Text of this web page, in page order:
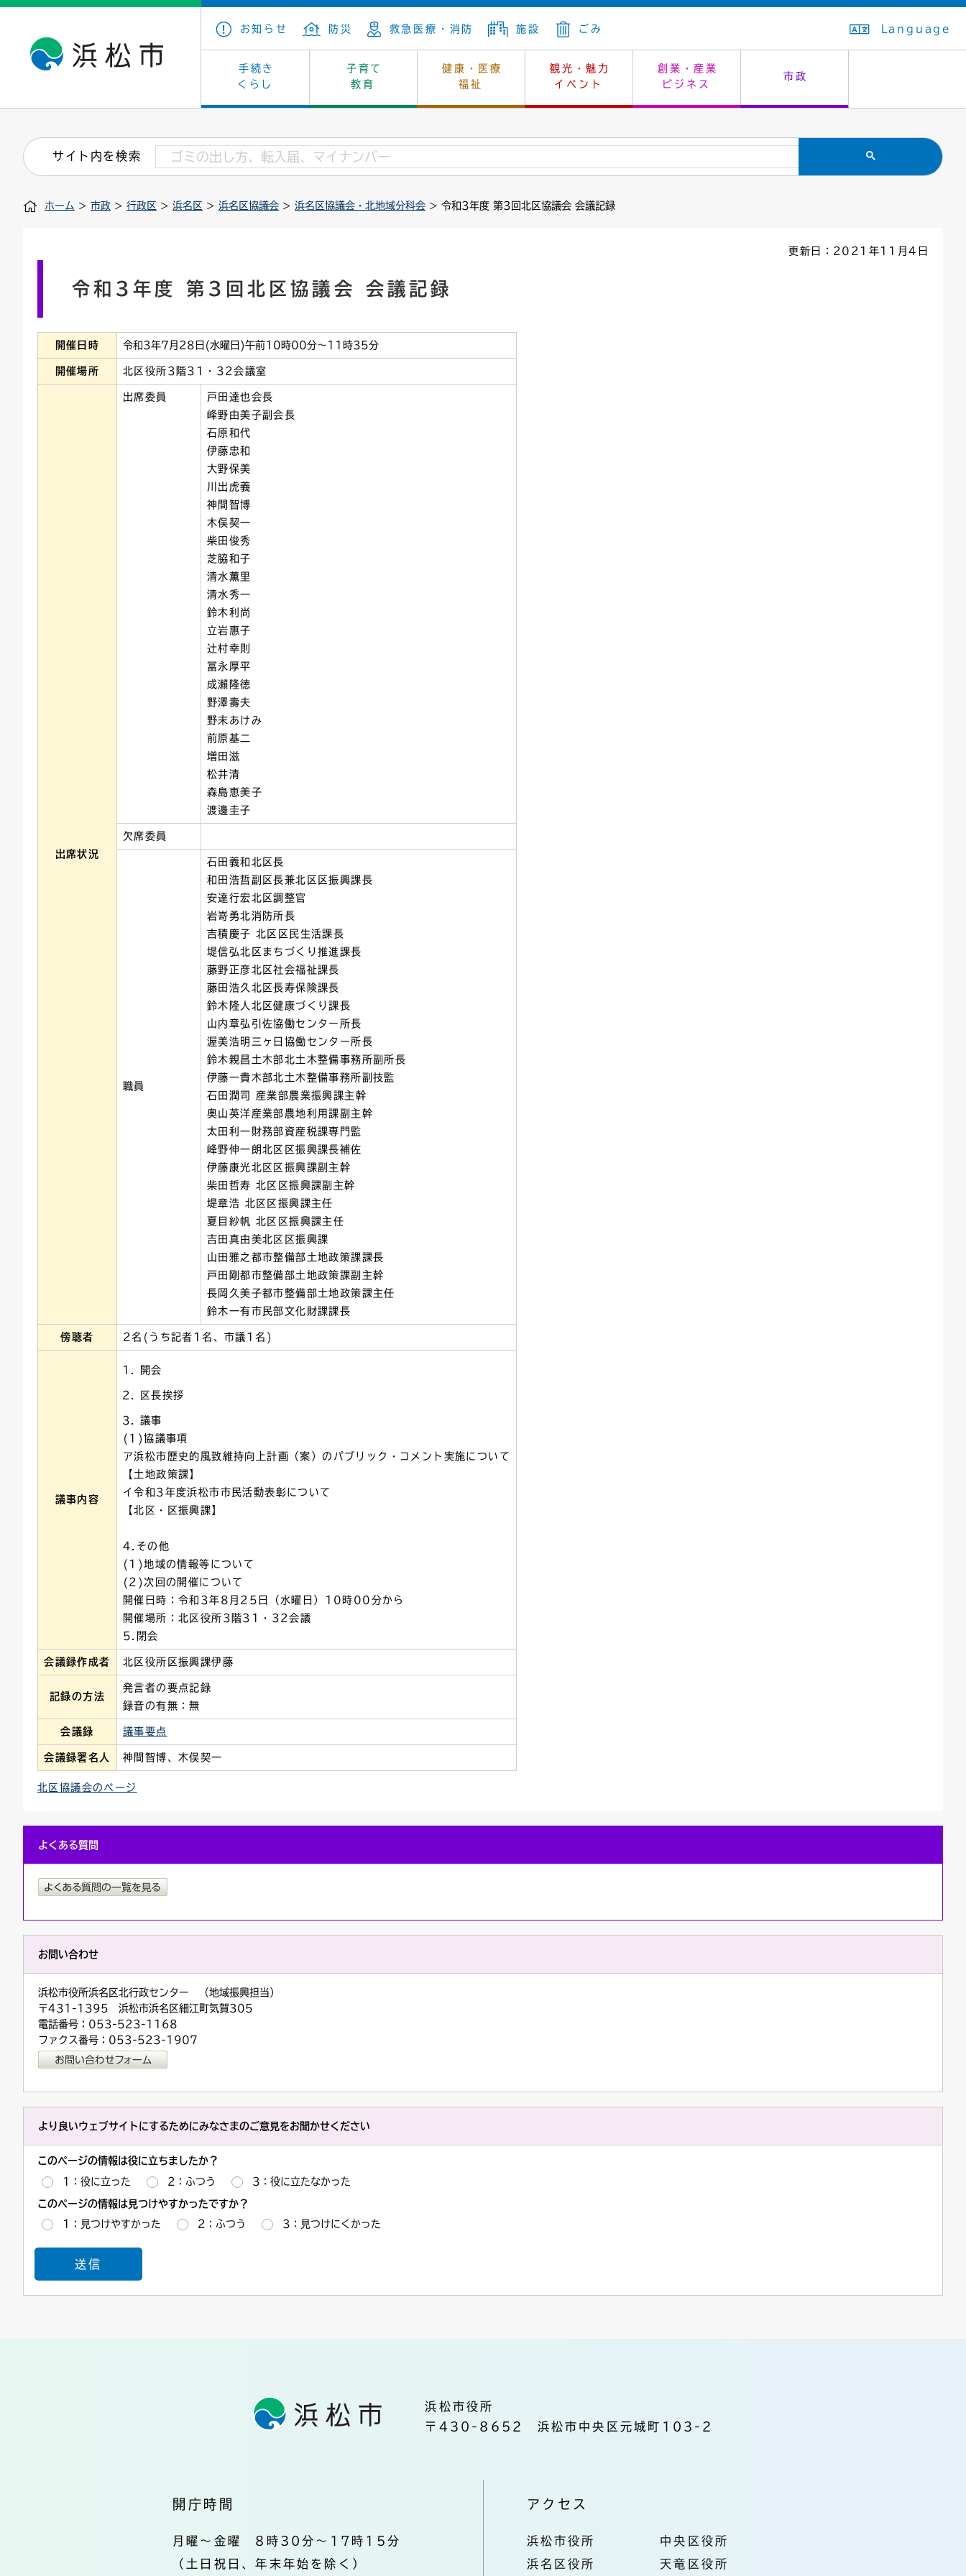
お知らせ 防災 救急医療・消防 施設 ごみ Language
手続き
くらし
子育て
教育
健康・医療
福祉
観光・魅力
イベント
創業・産業
ビジネス
市政
戸籍・住民の手続き 保険・年金 上下水道 生活排水
住まい・建築 墓地・斎場 消費生活 市民安全
税金 法人税 環境
連絡ごみ
子育て・青少年・若者 教育 生涯学習 教育委員会
看護専門学校 学級閉鎖 幼稚園一覧 入学式・卒業式
小学校一覧 中学校一覧
健康・医療 福祉 休日当番医 救急・夜間診療
介護保険 保健所 感染症
文化・芸術 文化財 レジャー・スポーツ 施設予約（まつぼっくり）
浜松・浜名湖だいすきネット はじめよう、ハマライフ はたちの集い
産業振興 カーボンニュートラル 土地 指定管理者制度
発注情報(入札・契約) 福祉・介護 環境対策 公共事業の技術監理
募集 雇用・就労 企業立地
市の概要 庁舎案内 市長の部屋 議会
外郭団体 統計 選挙 オープンデータ
職員採用 市有財産 例規・公示
ユニバーサルデザイン
サイト内を検索
ホーム > 市政 > 行政区 > 浜名区 > 浜名区協議会 > 浜名区協議会・北地域分科会 > 令和3年度 第3回北区協議会 会議記録
更新日：2021年11月4日
令和3年度 第3回北区協議会 会議記録
開催日時 令和3年7月28日(水曜日)午前10時00分～11時35分
開催場所 北区役所3階31・32会議室
出席状況
出席委員
戸田達也会長
峰野由美子副会長
石原和代
伊藤忠和
大野保美
川出虎義
神間智博
木俣契一
柴田俊秀
芝脇和子
清水薫里
清水秀一
鈴木利尚
立岩惠子
辻村幸則
冨永厚平
成瀨隆徳
野澤壽夫
野末あけみ
前原基二
増田滋
松井清
森島恵美子
渡邊圭子
欠席委員
職員
石田義和北区長
和田浩哲副区長兼北区区振興課長
安達行宏北区調整官
岩嵜勇北消防所長
吉積慶子 北区区民生活課長
堤信弘北区まちづくり推進課長
藤野正彦北区社会福祉課長
藤田浩久北区長寿保険課長
鈴木隆人北区健康づくり課長
山内章弘引佐協働センター所長
渥美浩明三ヶ日協働センター所長
鈴木親昌土木部北土木整備事務所副所長
伊藤一貴木部北土木整備事務所副技監
石田潤司 産業部農業振興課主幹
奥山英洋産業部農地利用課副主幹
太田利一財務部資産税課専門監
峰野伸一朗北区区振興課長補佐
伊藤康光北区区振興課副主幹
柴田哲寿 北区区振興課副主幹
堤章浩 北区区振興課主任
夏目紗帆 北区区振興課主任
吉田真由美北区区振興課
山田雅之都市整備部土地政策課課長
戸田剛都市整備部土地政策課副主幹
長岡久美子都市整備部土地政策課主任
鈴木一有市民部文化財課課長
傍聴者 2名(うち記者1名、市議1名)
議事内容
開会
区長挨拶
議事
(1)協議事項
ア浜松市歴史的風致維持向上計画（案）のパブリック・コメント実施について
【土地政策課】
イ令和3年度浜松市市民活動表彰について
【北区・区振興課】
4.その他
(1)地域の情報等について
(2)次回の開催について
開催日時：令和3年8月25日（水曜日）10時00分から
開催場所：北区役所3階31・32会議
5.閉会
会議録作成者 北区役所区振興課伊藤
記録の方法
発言者の要点記録
録音の有無：無
会議録 議事要点
会議録署名人 神間智博、木俣契一
北区協議会のページ
よくある質問
お問い合わせ
浜松市役所浜名区北行政センター （地域振興担当）
〒431-1395 浜松市浜名区細江町気賀305
電話番号：053-523-1168
ファクス番号：053-523-1907
より良いウェブサイトにするためにみなさまのご意見をお聞かせください
このページの情報は役に立ちましたか？
1：役に立った 2：ふつう 3：役に立たなかった
このページの情報は見つけやすかったですか？
1：見つけやすかった 2：ふつう 3：見つけにくかった
浜松市役所
〒430-8652 浜松市中央区元城町103-2
開庁時間
月曜～金曜 8時30分～17時15分
（土日祝日、年末年始を除く）
アクセス
浜松市役所
中央区役所
浜名区役所
天竜区役所